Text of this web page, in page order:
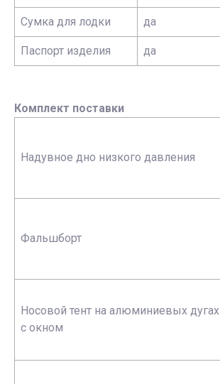
Сумка для лодки да
Паспорт изделия да
Комплект поставки
Надувное дно низкого давления
Фальшборт
Носовой тент на алюминиевых дугах
с окном